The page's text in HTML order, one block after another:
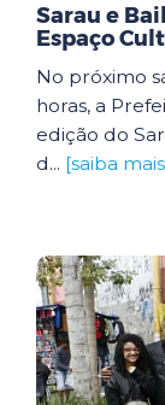
Sarau e
Espaço
No próximo
horas, a
edição do
d... [saiba